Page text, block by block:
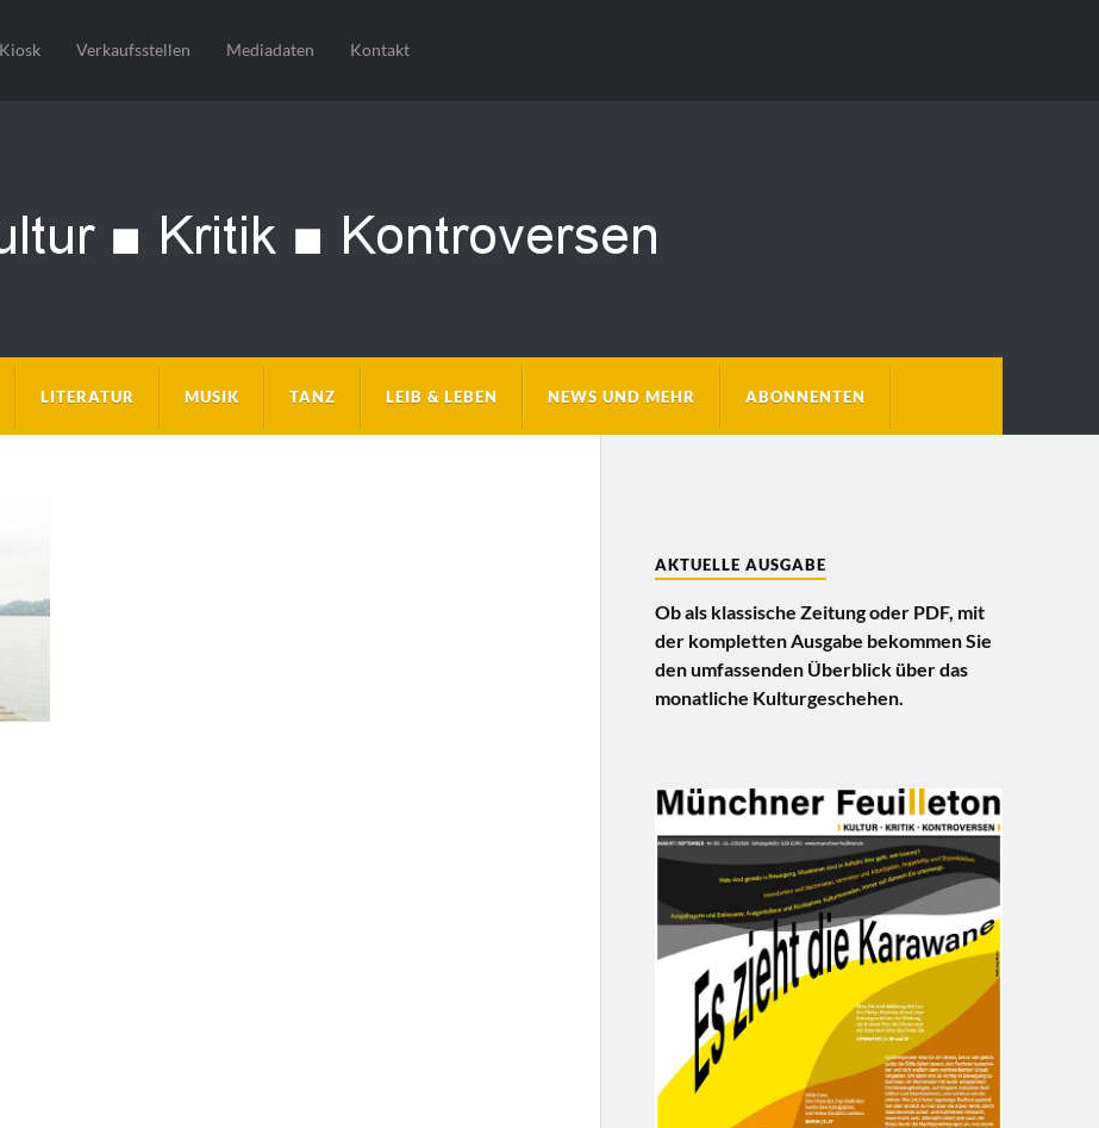
Kiosk Verkaufsstellen Mediadaten Kontakt
LITERATUR MUSIK TANZ LEIB & LEBEN NEWS UND MEHR ABONNENTEN
AKTUELLE AUSGABE
Ob als klassische Zeitung oder PDF, mit
der kompletten Ausgabe bekommen Sie
den umfassenden Überblick über das
monatliche Kulturgeschehen.